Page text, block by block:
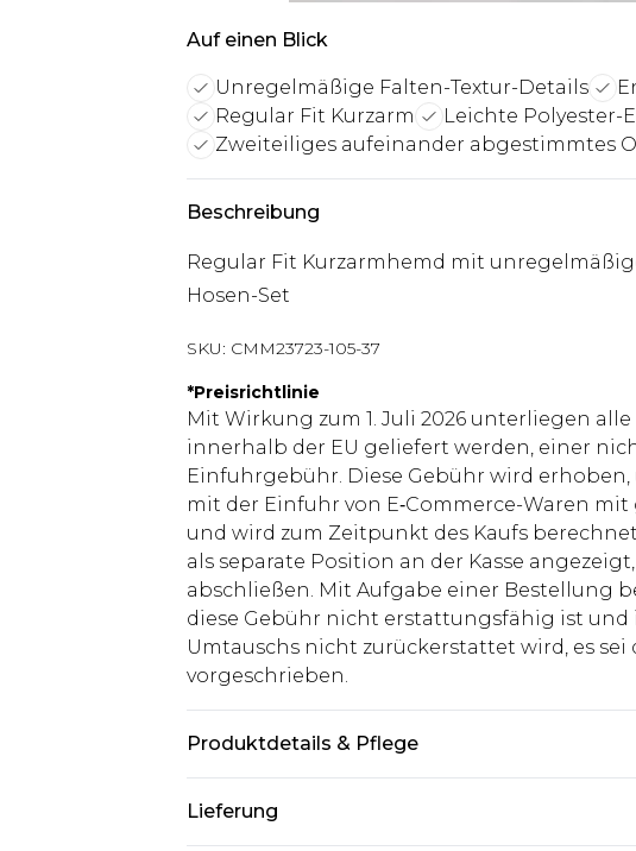
Auf einen Blick
Unregelmäßige Falten-Textur-Details
Regular Fit Kurzarm
Leichte Polyester-
Zweiteiliges aufeinander abgestimmtes
Beschreibung
Regular Fit Kurzarmhemd mit
Hosen-Set
SKU: CMM23723-105-37
*Preisrichtlinie
Mit Wirkung zum 1. Juli 2026 unterliegen
innerhalb der EU geliefert werden, einer
Einfuhrgebühr. Diese Gebühr wird
mit der Einfuhr von E‑Commerce-Waren
und wird zum Zeitpunkt des Kaufs
als separate Position an der Kasse
abschließen. Mit Aufgabe einer Bestellung
diese Gebühr nicht erstattungsfähig ist und
Umtauschs nicht zurückerstattet wird, es sei
vorgeschrieben.
Produktdetails & Pflege
Lieferung